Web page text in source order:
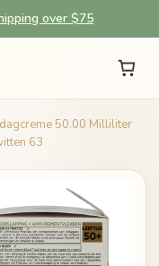
over $75
50.00 Milliliter
63